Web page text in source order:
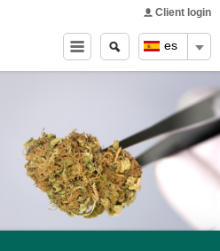
es
Client login
Search
form
Buscar